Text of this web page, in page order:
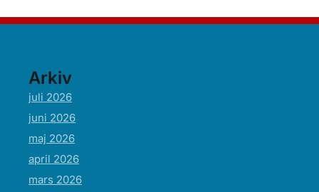
Arkiv
juli 2026
juni 2026
maj 2026
april 2026
mars 2026